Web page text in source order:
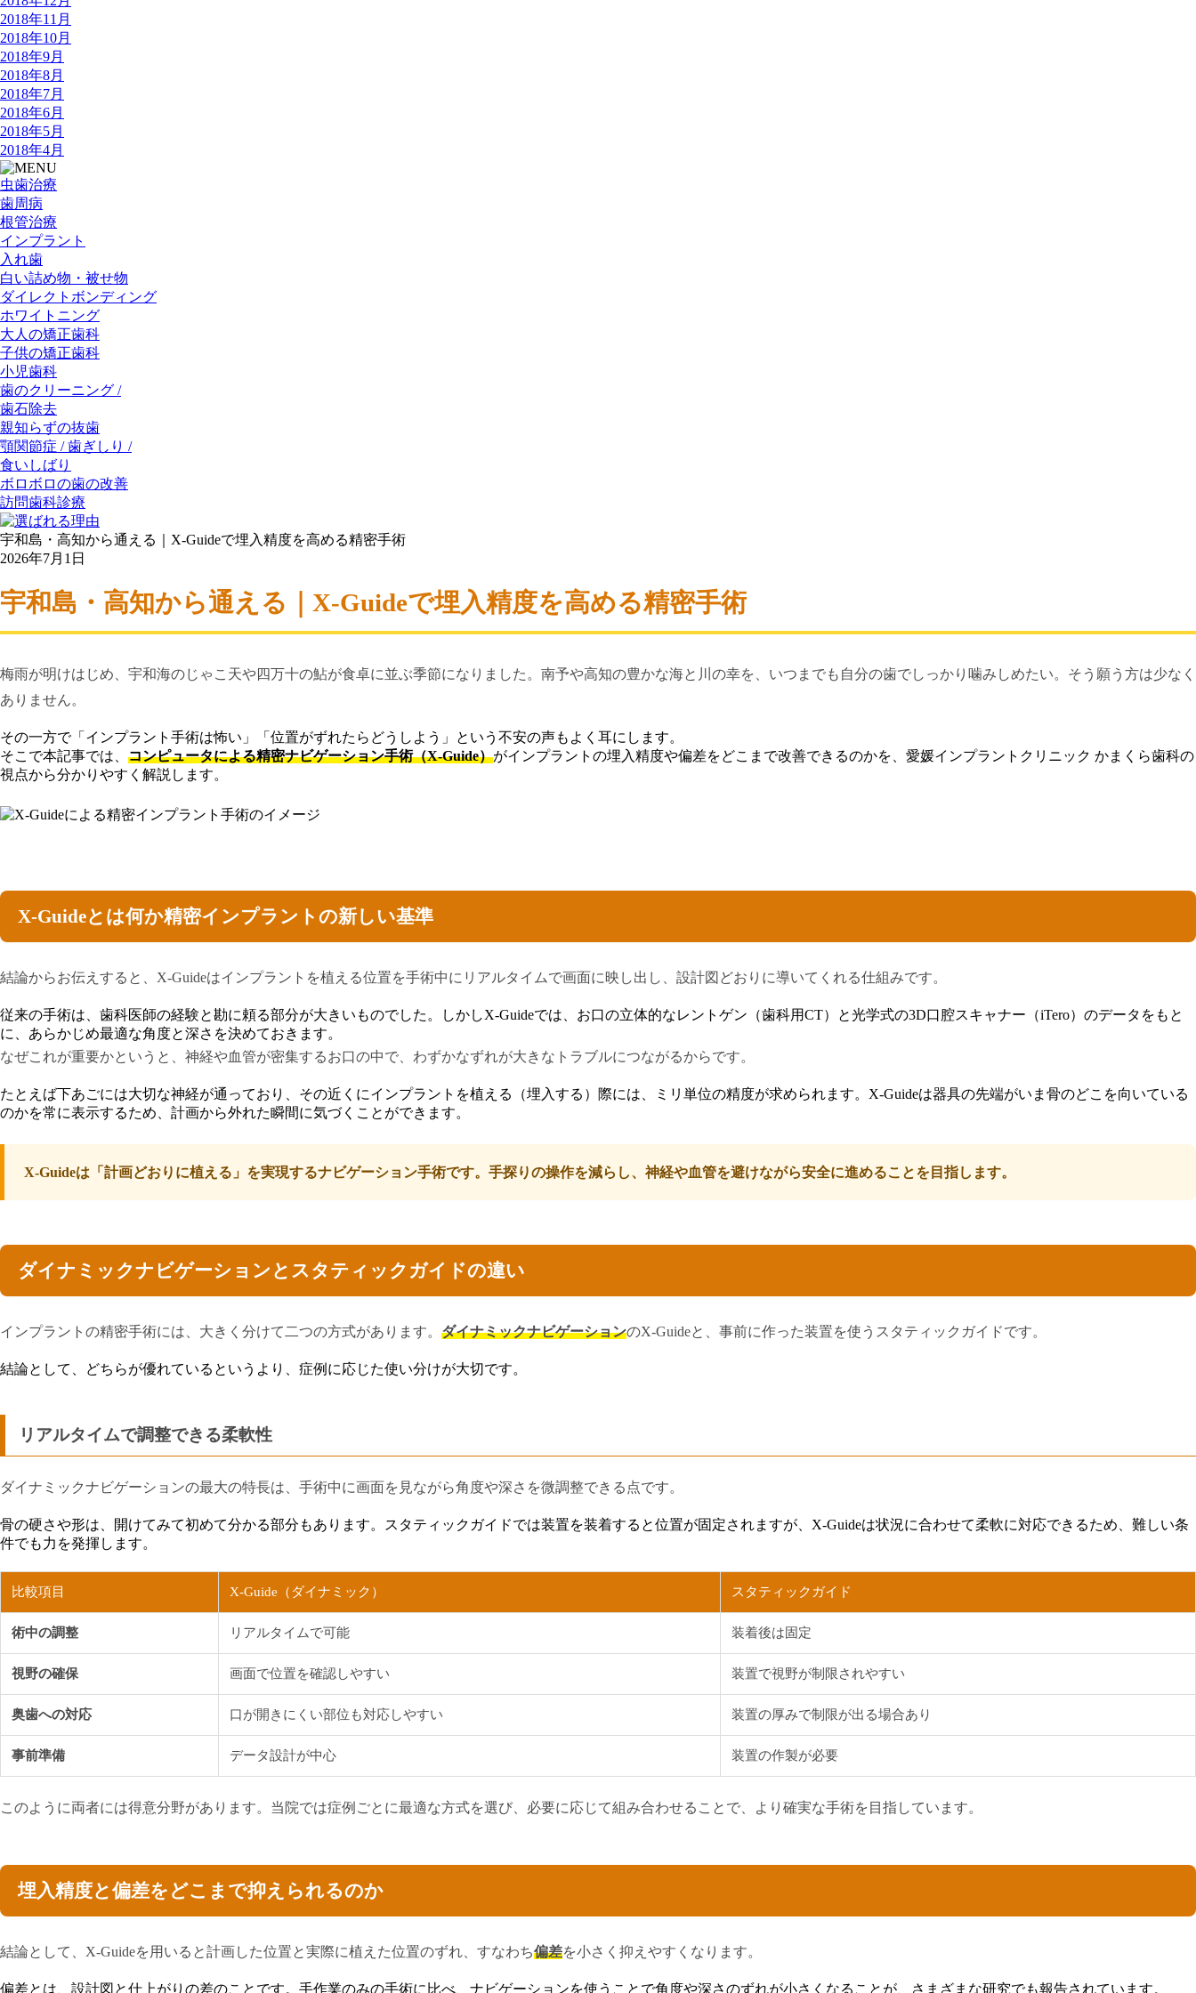
2018年11月
2018年10月
2018年9月
2018年8月
2018年7月
2018年6月
2018年5月
2018年4月
虫歯治療
歯周病
根管治療
インプラント
入れ歯
白い詰め物・被せ物
ダイレクトボンディング
ホワイトニング
大人の矯正歯科
子供の矯正歯科
小児歯科
歯のクリーニング /
歯石除去
親知らずの抜歯
顎関節症 / 歯ぎしり /
食いしばり
ボロボロの歯の改善
訪問歯科診療
宇和島・高知から通える｜X-Guideで埋入精度を高める精密手術
2026年7月1日
宇和島・高知から通える｜X-Guideで埋入精度を高める精密手術
梅雨が明けはじめ、宇和海のじゃこ天や四万十の鮎が食卓に並ぶ季節になりました。南予や高知の豊かな海と川の幸を、いつまでも自分の歯でしっかり噛みしめたい。そう願う方は少なく
ありません。
その一方で「インプラント手術は怖い」「位置がずれたらどうしよう」という不安の声もよく耳にします。
そこで本記事では、 コンピュータによる精密ナビゲーション手術（X-Guide）がインプラントの埋入精度や偏差をどこまで改善できるのかを、愛媛インプラントクリニック かまくら歯科の
視点から分かりやすく解説します。
X-Guideとは何か精密インプラントの新しい基準
結論からお伝えすると、X-Guideはインプラントを植える位置を手術中にリアルタイムで画面に映し出し、設計図どおりに導いてくれる仕組みです。
従来の手術は、歯科医師の経験と勘に頼る部分が大きいものでした。しかしX-Guideでは、お口の立体的なレントゲン（歯科用CT）と光学式の3D口腔スキャナー（iTero）のデータをもと
に、あらかじめ最適な角度と深さを決めておきます。
なぜこれが重要かというと、神経や血管が密集するお口の中で、わずかなずれが大きなトラブルにつながるからです。
たとえば下あごには大切な神経が通っており、その近くにインプラントを植える（埋入する）際には、ミリ単位の精度が求められます。X-Guideは器具の先端がいま骨のどこを向いている
のかを常に表示するため、計画から外れた瞬間に気づくことができます。
X-Guideは「計画どおりに植える」を実現するナビゲーション手術です。手探りの操作を減らし、神経や血管を避けながら安全に進めることを目指します。
ダイナミックナビゲーションとスタティックガイドの違い
インプラントの精密手術には、大きく分けて二つの方式があります。 ダイナミックナビゲーションのX-Guideと、事前に作った装置を使うスタティックガイドです。
結論として、どちらが優れているというより、症例に応じた使い分けが大切です。
リアルタイムで調整できる柔軟性
ダイナミックナビゲーションの最大の特長は、手術中に画面を見ながら角度や深さを微調整できる点です。
骨の硬さや形は、開けてみて初めて分かる部分もあります。スタティックガイドでは装置を装着すると位置が固定されますが、X-Guideは状況に合わせて柔軟に対応できるため、難しい条
件でも力を発揮します。
比較項目 X-Guide（ダイナミック） スタティックガイド
術中の調整 リアルタイムで可能 装着後は固定
視野の確保 画面で位置を確認しやすい 装置で視野が制限されやすい
奥歯への対応 口が開きにくい部位も対応しやすい 装置の厚みで制限が出る場合あり
事前準備 データ設計が中心 装置の作製が必要
このように両者には得意分野があります。当院では症例ごとに最適な方式を選び、必要に応じて組み合わせることで、より確実な手術を目指しています。
埋入精度と偏差をどこまで抑えられるのか
結論として、X-Guideを用いると計画した位置と実際に植えた位置のずれ、すなわち偏差を小さく抑えやすくなります。
偏差とは、設計図と仕上がりの差のことです。手作業のみの手術に比べ、ナビゲーションを使うことで角度や深さのずれが小さくなることが、さまざまな研究でも報告されています。